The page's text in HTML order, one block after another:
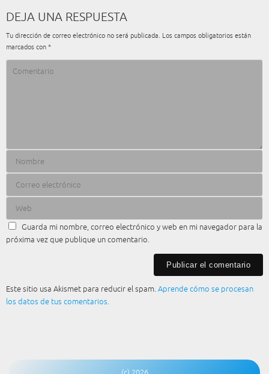
DEJA UNA RESPUESTA
Tu dirección de correo electrónico no será publicada. Los campos obligatorios están
marcados con *
Guarda mi nombre, correo electrónico y web en mi navegador para la
próxima vez que publique un comentario.
Este sitio usa Akismet para reducir el spam.Aprende cómo se procesan
los datos de tus comentarios.